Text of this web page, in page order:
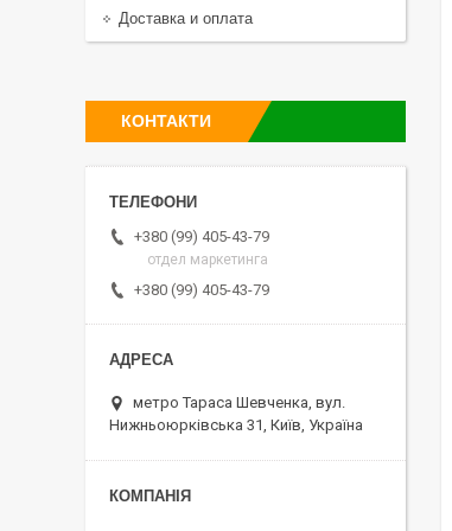
Доставка и оплата
КОНТАКТИ
+380 (99) 405-43-79
отдел маркетинга
+380 (99) 405-43-79
метро Тараса Шевченка, вул.
Нижньоюрківська 31, Київ, Україна